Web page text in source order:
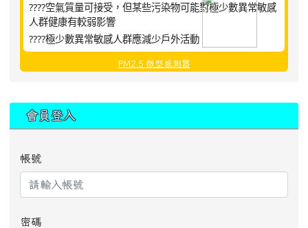
????空氣質量可接受，但某些污染物可能對極少數異常敏感
人群健康有較弱影響
????極少數異常敏感人群應減少戶外活動
PM2.5 微型感測器
會員登入
帳號
密碼